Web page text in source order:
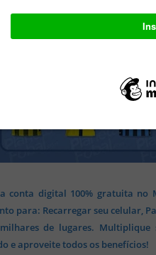
conta digital 100% gratuita no
para: Recarregar seu celular,
de lugares. Multiplique
e aproveite todos os benefícios!